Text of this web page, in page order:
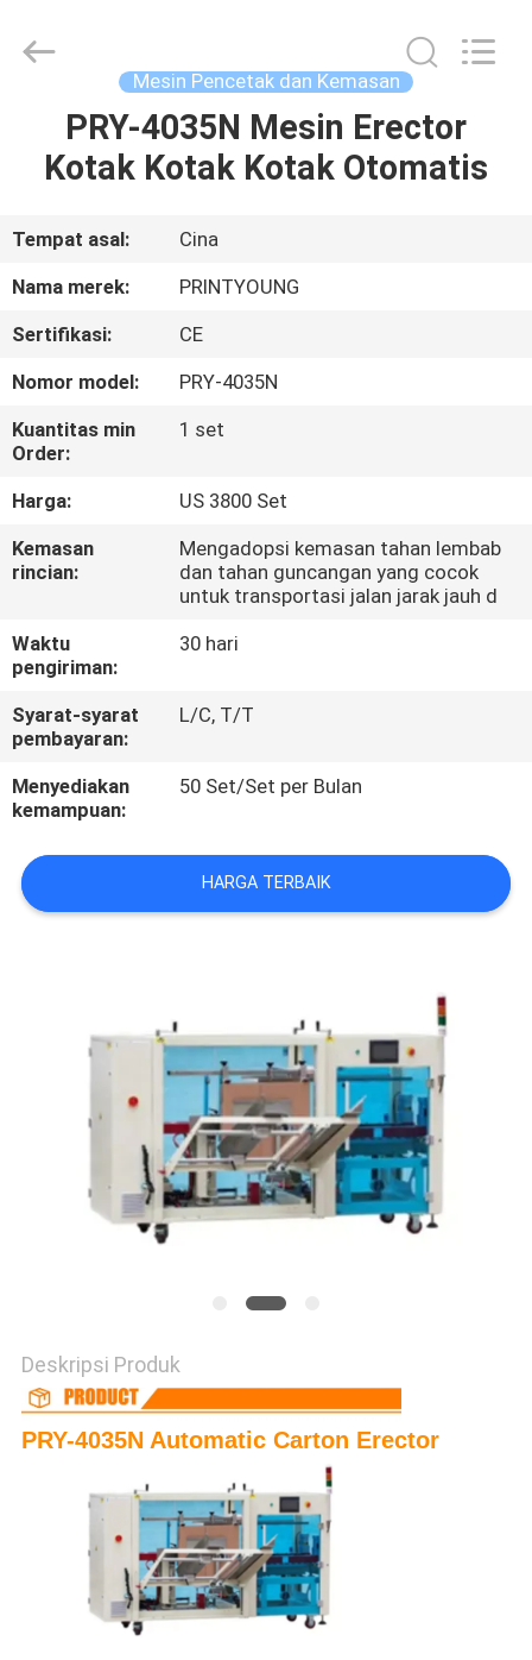
RUMAH
VIDEO
TENTANG
KAMI
TUR
PABRIK
KONTROL
KUALITAS
HUBUNGI
KAMI
PERMINTAAN
PENAWARAN
POLICY
Industry
Co.,Ltd.
Mesin Pencetak dan Kemasan
PRY-4035N Mesin Erector
Kotak Kotak Kotak Otomatis
Tempat asal:
Cina
Nama merek:
PRINTYOUNG
Sertifikasi:
CE
Nomor model:
PRY-4035N
Kuantitas min
Order:
1 set
Harga:
US 3800 Set
Kemasan
rincian:
Mengadopsi kemasan tahan lembab
dan tahan guncangan yang cocok
untuk transportasi jalan jarak jauh d
Waktu
pengiriman:
30 hari
Syarat-syarat
pembayaran:
L/C, T/T
Menyediakan
kemampuan:
50 Set/Set per Bulan
HARGA TERBAIK
Deskripsi Produk
PRY-4035N Automatic Carton Erector